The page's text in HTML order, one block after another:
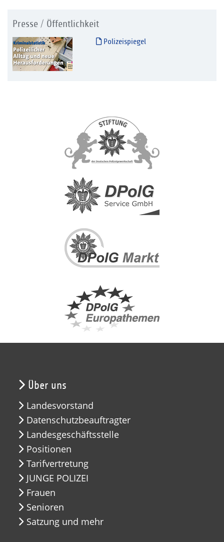
Presse / Öffentlichkeit
Polizeispiegel
Über uns
Landesvorstand
Datenschutzbeauftragter
Landesgeschäftsstelle
Positionen
Tarifvertretung
JUNGE POLIZEI
Frauen
Senioren
Satzung und mehr